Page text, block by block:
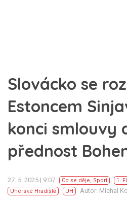
Slovácko se
Estoncem
konci smlouvy
přednost
27. 5. 2025 | 9:07 Co se děje, Sport 1.
Uherské Hradiště
UH Autor: Michal